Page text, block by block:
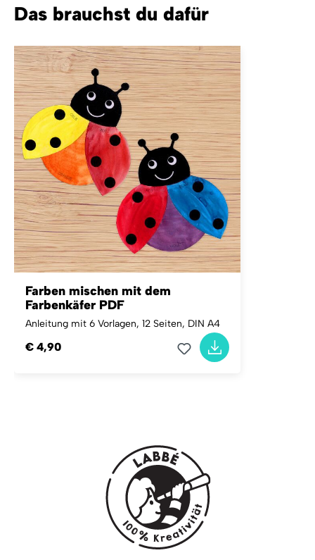
Das brauchst du dafür
Farben mischen mit dem
Farbenkäfer PDF
Anleitung mit 6 Vorlagen, 12 Seiten, DIN A4
€ 4,90